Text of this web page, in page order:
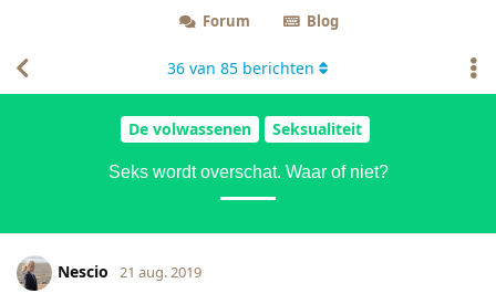
Forum Blog
De volwassenen Seksualiteit
Seks wordt overschat. Waar of niet?
36 van 85 berichten
Nescio 21 aug. 2019